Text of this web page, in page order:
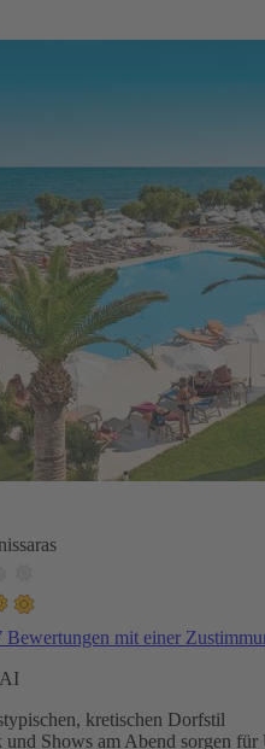
Bewertungen mit einer
kretischen Dorfstil
Shows am Abend sorgen für